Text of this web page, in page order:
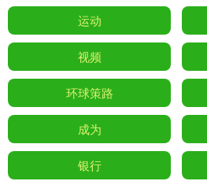
运动
视频
环球策路
成为
银行